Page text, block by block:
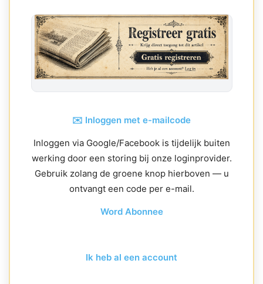
✉️ Inloggen met e-mailcode
Inloggen via Google/Facebook is tijdelijk buiten
werking door een storing bij onze loginprovider.
Gebruik zolang de groene knop hierboven — u
ontvangt een code per e-mail.
Word Abonnee
Ik heb al een account